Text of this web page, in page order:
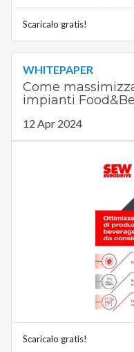
Scaricalo gratis!
WHITEPAPER
Come
impianti
12 Apr 2024
Scaricalo gratis!